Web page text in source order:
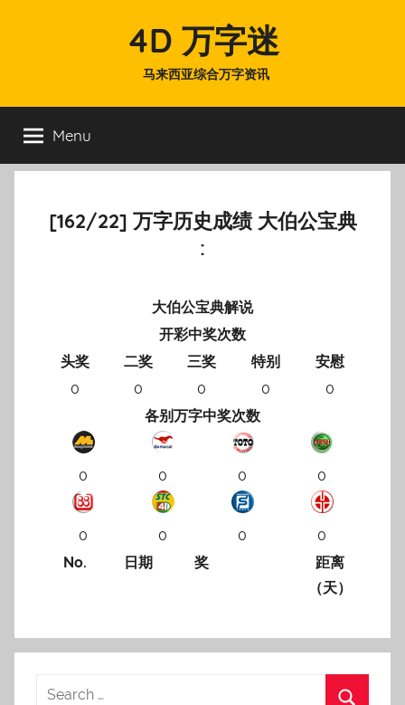
4D 万字迷
马来西亚综合万字资讯
Menu
[162/22] 万字历史成绩 大伯公宝典
:
大伯公宝典解说
开彩中奖次数
头奖
二奖 三奖 特别
安慰
0
0 0 0
0
各别万字中奖次数
0 0 0 0
0 0 0
0
No.
日期 奖
距离
（天）